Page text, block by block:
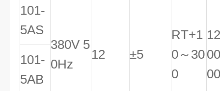
101-
5AS
380V 5
0Hz
12 ±5
RT+1
0～30
0
00
101-
5AB